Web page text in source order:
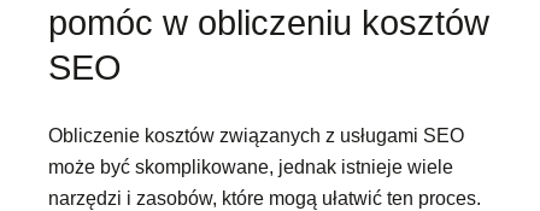
pomóc w obliczeniu kosztów
SEO
Obliczenie kosztów związanych z usługami SEO
może być skomplikowane, jednak istnieje wiele
narzędzi i zasobów, które mogą ułatwić ten proces.